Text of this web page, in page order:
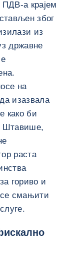
ПДВ-а крајем
због
из
државне
на
изазвала
како би
Штавише,
раста
гориво и
се смањити